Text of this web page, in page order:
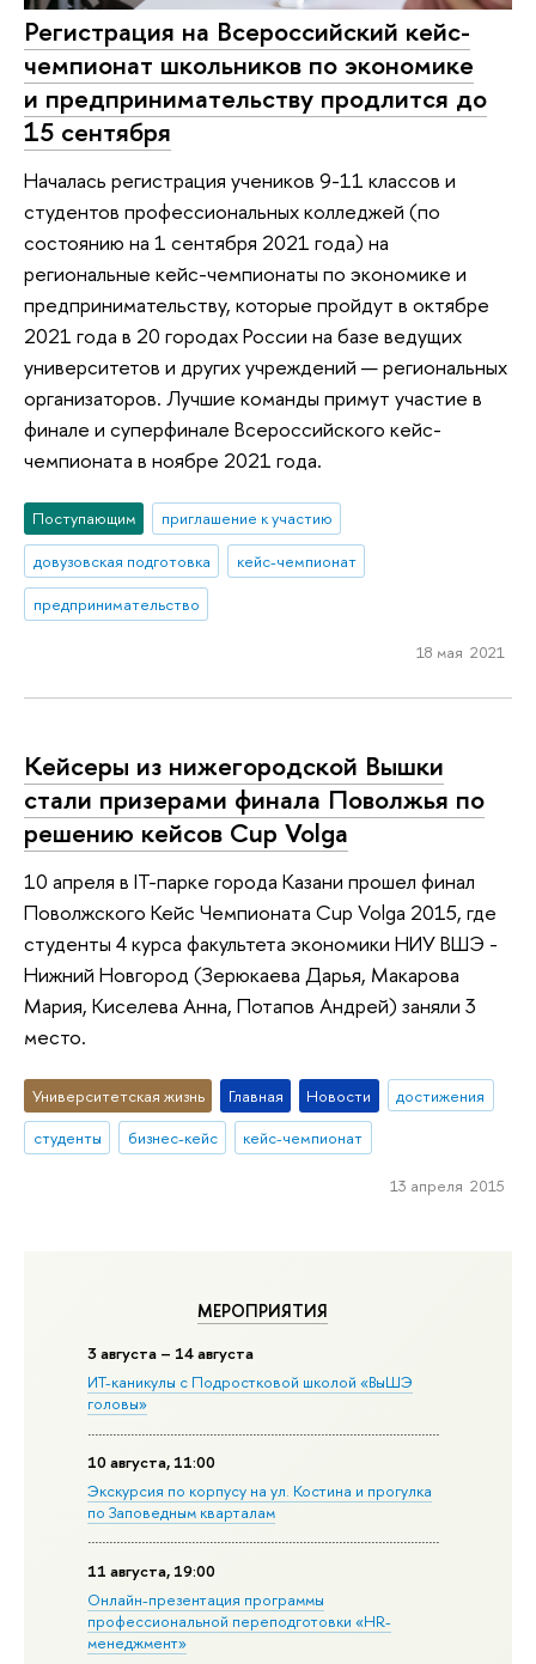
МЕРОПРИЯТИЯ
3 августа – 14 августа
ИТ-каникулы с Подростковой школой «ВыШЭ
головы»
10 августа, 11:00
Экскурсия по корпусу на ул. Костина и прогулка
по Заповедным кварталам
11 августа, 19:00
Онлайн-презентация программы
профессиональной переподготовки «HR-
менеджмент»
Регистрация на Всероссийский кейс-
чемпионат школьников по экономике
и предпринимательству продлится до
15 сентября
Началась регистрация учеников 9-11 классов и
студентов профессиональных колледжей (по
состоянию на 1 сентября 2021 года) на
региональные кейс-чемпионаты по экономике и
предпринимательству, которые пройдут в октябре
2021 года в 20 городах России на базе ведущих
университетов и других учреждений — региональных
организаторов. Лучшие команды примут участие в
финале и суперфинале Всероссийского кейс-
чемпионата в ноябре 2021 года.
Поступающим
приглашение к участию
довузовская подготовка
кейс-чемпионат
предпринимательство
18 мая 2021
Кейсеры из нижегородской Вышки
стали призерами финала Поволжья по
решению кейсов Cup Volga
10 апреля в IT-парке города Казани прошел финал
Поволжского Кейс Чемпионата Cup Volga 2015, где
студенты 4 курса факультета экономики НИУ ВШЭ -
Нижний Новгород (Зерюкаева Дарья, Макарова
Мария, Киселева Анна, Потапов Андрей) заняли 3
место.
Университетская жизнь Главная Новости
достижения
студенты
бизнес-кейс кейс-чемпионат
13 апреля 2015